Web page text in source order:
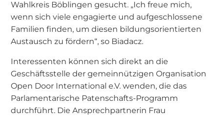
Wahlkreis Böblingen gesucht. „Ich freue mich,
wenn sich viele engagierte und aufgeschlossene
Familien finden, um diesen bildungsorientierten
Austausch zu fördern“, so Biadacz.
Interessenten können sich direkt an die
Geschäftsstelle der gemeinnützigen Organisation
Open Door International e.V. wenden, die das
Parlamentarische Patenschafts-Programm
durchführt. Die Ansprechpartnerin Frau